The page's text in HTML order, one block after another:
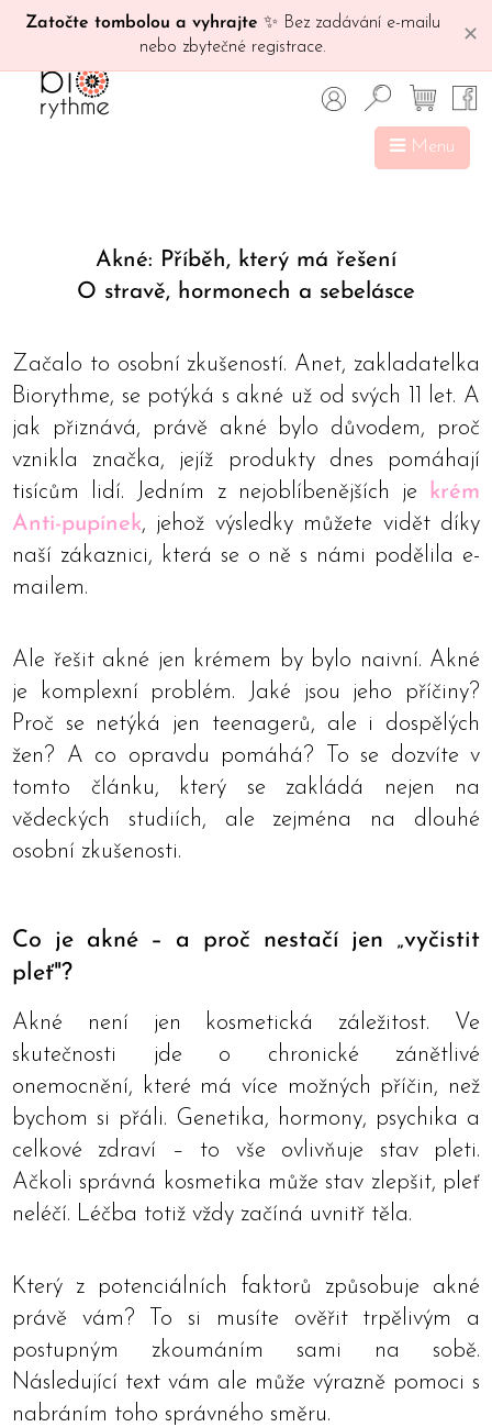
Zatočte tombolou a vyhrajte ✨ Bez zadávání e-mailu
nebo zbytečné registrace.
✕
Menu
Akné: Příběh, který má řešení
O stravě, hormonech a sebelásce
Začalo to osobní zkušeností. Anet, zakladatelka
Biorythme, se potýká s akné už od svých 11 let. A
jak přiznává, právě akné bylo důvodem, proč
vznikla značka, jejíž produkty dnes pomáhají
tisícům lidí. Jedním z nejoblíbenějších je
krém
Anti-pupínek, jehož výsledky můžete vidět díky
naší zákaznici, která se o ně s námi podělila e-
mailem.
Ale řešit akné jen krémem by bylo naivní. Akné
je komplexní problém. Jaké jsou jeho příčiny?
Proč se netýká jen teenagerů, ale i dospělých
žen? A co opravdu pomáhá? To se dozvíte v
tomto článku, který se zakládá nejen na
vědeckých studiích, ale zejména na dlouhé
osobní zkušenosti.
Co je akné – a proč nestačí jen „vyčistit
pleť"?
Akné není jen kosmetická záležitost. Ve
skutečnosti jde o chronické zánětlivé
onemocnění, které má více možných příčin, než
bychom si přáli. Genetika, hormony, psychika a
celkové zdraví – to vše ovlivňuje stav pleti.
Ačkoli správná kosmetika může stav zlepšit, pleť
neléčí. Léčba totiž vždy začíná uvnitř těla.
Který z potenciálních faktorů způsobuje akné
právě vám? To si musíte ověřit trpělivým a
postupným zkoumáním sami na sobě.
Následující text vám ale může výrazně pomoci s
nabráním toho správného směru.